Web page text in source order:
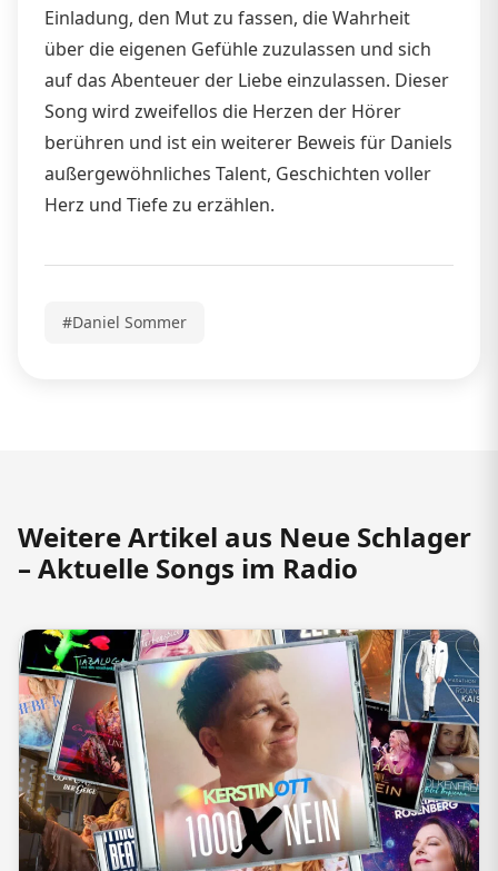
Einladung, den Mut zu fassen, die Wahrheit
über die eigenen Gefühle zuzulassen und sich
auf das Abenteuer der Liebe einzulassen. Dieser
Song wird zweifellos die Herzen der Hörer
berühren und ist ein weiterer Beweis für Daniels
außergewöhnliches Talent, Geschichten voller
Herz und Tiefe zu erzählen.
#Daniel Sommer
Weitere Artikel aus Neue Schlager
– Aktuelle Songs im Radio